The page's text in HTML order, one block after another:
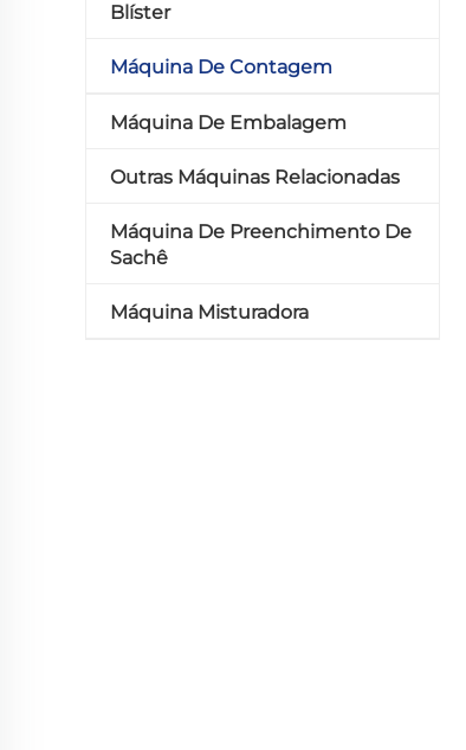
Blíster
Máquina De Contagem
Máquina De Embalagem
Outras Máquinas Relacionadas
Máquina De Preenchimento De
Sachê
Máquina Misturadora